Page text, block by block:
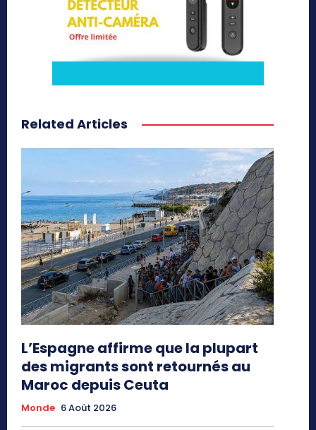
Related Articles
L’Espagne affirme que la plupart
des migrants sont retournés au
Maroc depuis Ceuta
Monde 6 Août 2026